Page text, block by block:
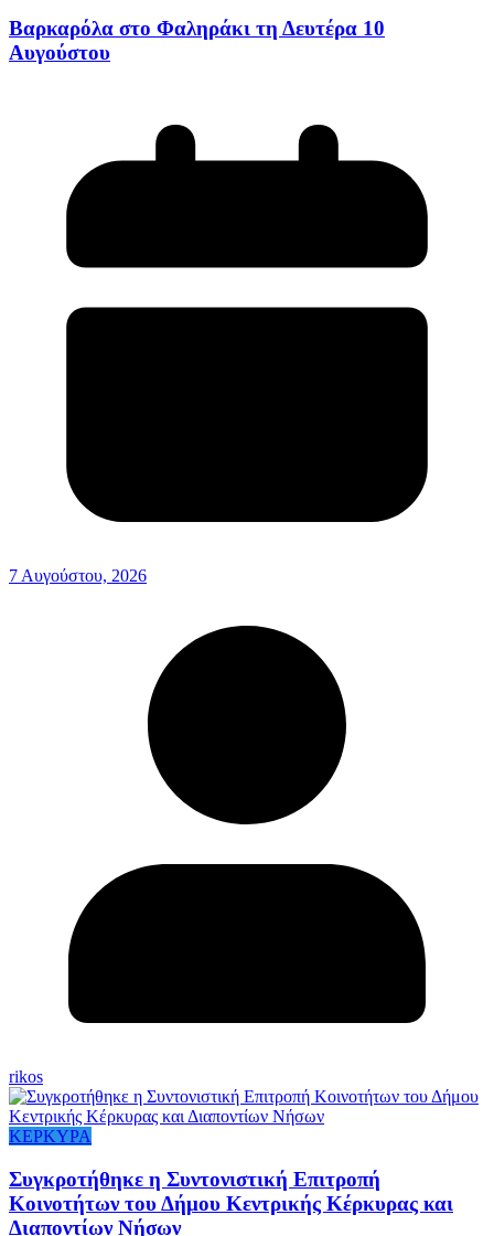
Βαρκαρόλα στο Φαληράκι τη Δευτέρα 10
Αυγούστου
7 Αυγούστου, 2026
rikos
ΚΕΡΚΥΡΑ
Συγκροτήθηκε η Συντονιστική Επιτροπή
Κοινοτήτων του Δήμου Κεντρικής Κέρκυρας και
Διαποντίων Νήσων